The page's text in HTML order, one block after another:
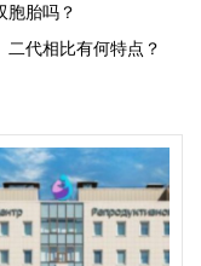
胞胎吗？
二代相比有何特点？